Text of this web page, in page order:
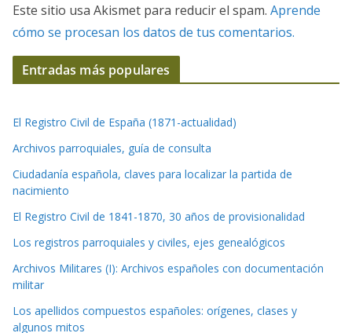
Este sitio usa Akismet para reducir el spam. Aprende
cómo se procesan los datos de tus comentarios.
Entradas más populares
El Registro Civil de España (1871-actualidad)
Archivos parroquiales, guía de consulta
Ciudadanía española, claves para localizar la partida de
nacimiento
El Registro Civil de 1841-1870, 30 años de provisionalidad
Los registros parroquiales y civiles, ejes genealógicos
Archivos Militares (I): Archivos españoles con documentación
militar
Los apellidos compuestos españoles: orígenes, clases y
algunos mitos